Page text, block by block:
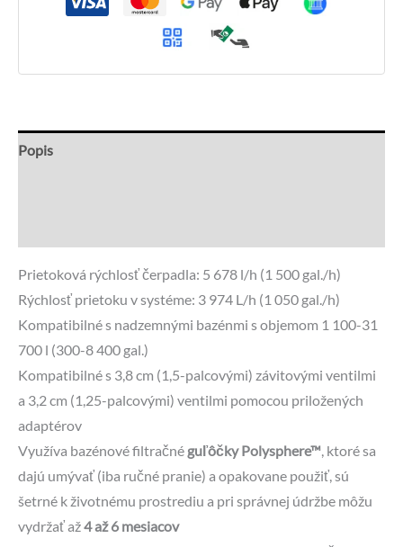
Popis
Prietoková rýchlosť čerpadla: 5 678 l/h (1 500 gal./h)
Rýchlosť prietoku v systéme: 3 974 L/h (1 050 gal./h)
Kompatibilné s nadzemnými bazénmi s objemom 1 100-31
700 l (300-8 400 gal.)
Kompatibilné s 3,8 cm (1,5-palcovými) závitovými ventilmi
a 3,2 cm (1,25-palcovými) ventilmi pomocou priložených
adaptérov
Využíva bazénové filtračné guľôčky Polysphere™, ktoré sa
dajú umývať (iba ručné pranie) a opakovane použiť, sú
šetrné k životnému prostrediu a pri správnej údržbe môžu
vydržať až4 až 6 mesiacov